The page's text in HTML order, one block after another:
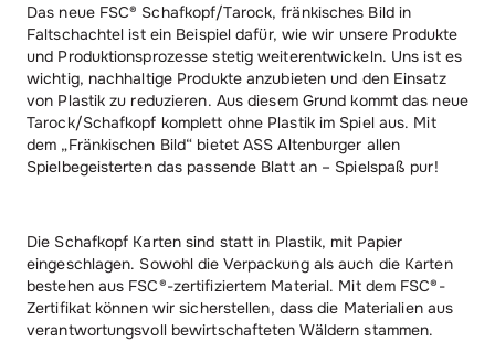
Das neue FSC® Schafkopf/Tarock, fränkisches Bild in
Faltschachtel ist ein Beispiel dafür, wie wir unsere Produkte
und Produktionsprozesse stetig weiterentwickeln. Uns ist es
wichtig, nachhaltige Produkte anzubieten und den Einsatz
von Plastik zu reduzieren. Aus diesem Grund kommt das neue
Tarock/Schafkopf komplett ohne Plastik im Spiel aus. Mit
dem „Fränkischen Bild“ bietet ASS Altenburger allen
Spielbegeisterten das passende Blatt an – Spielspaß pur!
Die Schafkopf Karten sind statt in Plastik, mit Papier
eingeschlagen. Sowohl die Verpackung als auch die Karten
bestehen aus FSC®-zertifiziertem Material. Mit dem FSC®-
Zertifikat können wir sicherstellen, dass die Materialien aus
verantwortungsvoll bewirtschafteten Wäldern stammen.